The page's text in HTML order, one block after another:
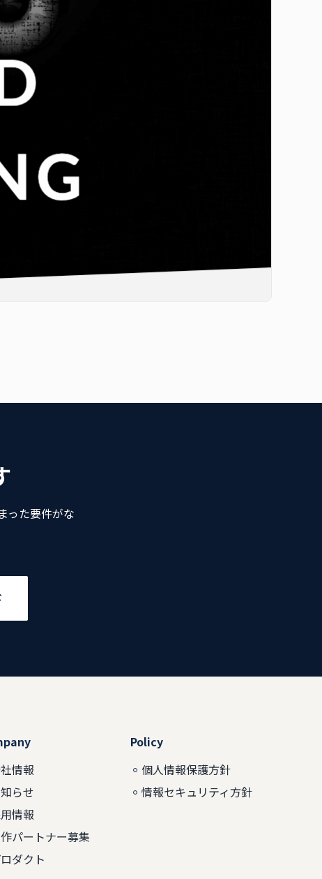
った要件がな
情報
らせ
情報
パートナー募集
ダクト
Policy
個人情報保護方針
情報セキュリティ方針